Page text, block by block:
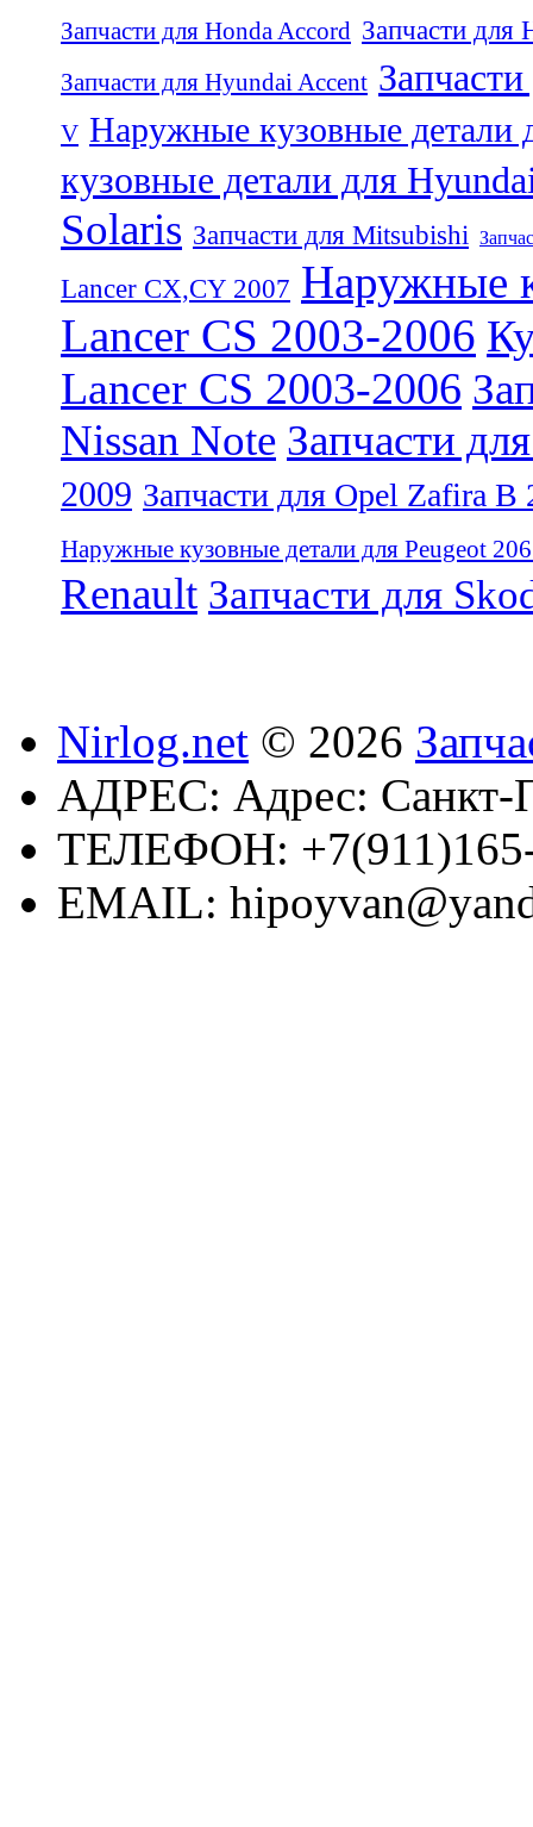
Запчасти для Honda Accord Запчасти для
Запчасти для Hyundai Accent
V Наружные кузовные детали
кузовные детали для
Solaris Запчасти для Mitsubishi
Lancer CX,CY 2007 Наружные
Lancer CS 2003-2006
Lancer CS 2003-2006
Nissan Note Запчасти
2009 Запчасти для Opel Zafira B
Наружные кузовные детали для Peugeot
Renault Запчасти для
Nirlog.net © 2026
АДРЕС: Адрес: Санкт-
ТЕЛЕФОН:
EMAIL: